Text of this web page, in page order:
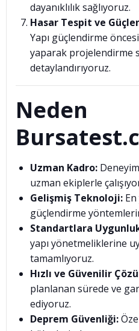
dayanıklılık sağlıyoruz.
Hasar Tespit ve
Yapı güçlendirme
yaparak projelendirme
detaylandırıyoruz.
Neden
Uzman Kadro:
uzman ekiplerle
Gelişmiş Teknoloji:
güçlendirme
Standartlara
yapı yönetmeliklerine
tamamlıyoruz.
Hızlı ve Güvenilir
planlanan sürede ve
ediyoruz.
Deprem Güvenliği: